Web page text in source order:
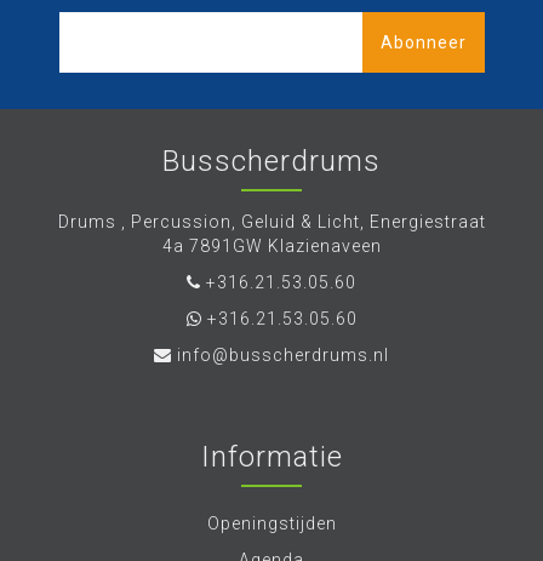
Abonneer
Busscherdrums
Drums , Percussion, Geluid & Licht, Energiestraat
4a 7891GW Klazienaveen
+316.21.53.05.60
+316.21.53.05.60
info@busscherdrums.nl
Informatie
Openingstijden